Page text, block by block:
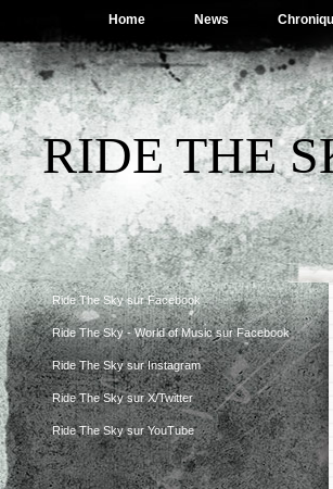
Home News
RIDE THE
Ride The Sky sur Facebook
Ride The Sky - World of Music sur Facebook
Ride The Sky sur Instagram
Ride The Sky sur X/Twitter
Ride The Sky sur YouTube